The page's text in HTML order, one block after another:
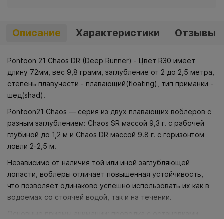
Описание Характеристики Отзывы
Pontoon 21 Chaos DR (Deep Runner) - Цвет R30 имеет
длину 72мм, вес 9,8 грамм, заглубление от 2 до 2,5 метра,
степень плавучести - плавающий(floating), тип приманки -
шед(shad).
Pontoon21 Chaos — серия из двух плавающих воблеров с
разным заглублением: Chaos SR массой 9,3 г. с рабочей
глубиной до 1,2 м и Chaos DR массой 9.8 г. с горизонтом
ловли 2-2,5 м.
Независимо от наличия той или иной заглубляющей
лопасти, воблеры отличает повышенная устойчивость,
что позволяет одинаково успешно использовать их как в
водоемах со стоячей водой, так и на течении.